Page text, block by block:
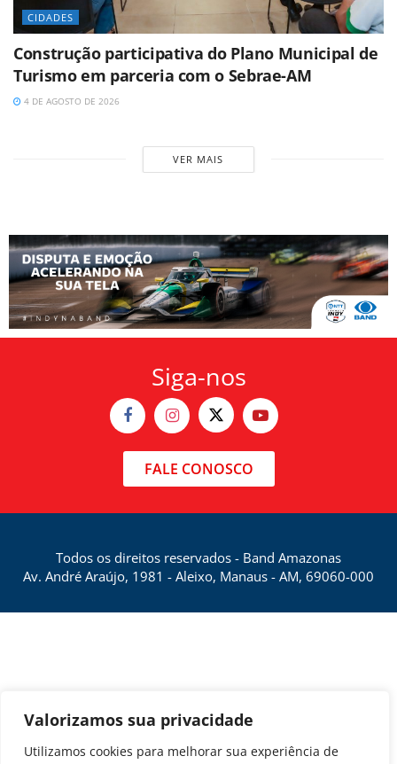
Valorizamos sua privacidade
Utilizamos cookies para melhorar sua experiência de
CIDADES
Construção participativa do Plano Municipal de
Turismo em parceria com o Sebrae-AM
4 DE AGOSTO DE 2026
VER MAIS
Siga-nos
FALE CONOSCO
Todos os direitos reservados - Band Amazonas
Av. André Araújo, 1981 - Aleixo, Manaus - AM, 69060-000